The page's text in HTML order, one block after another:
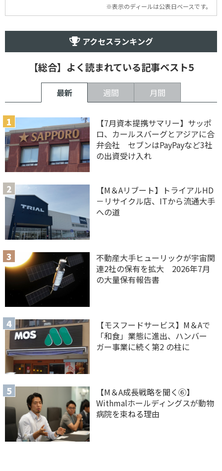
※表示のディールは公表日ベースです。
アクセスランキング
【総合】よく読まれている記事ベスト5
最新 週間 月間
【7月資本提携サマリー】サッポ
ロ、カールスバーグとアジアに合
弁会社 セブンはPayPayなど3社
の出資受け入れ
【M＆Aリブート】トライアルHD
－リサイクル店、ITから流通大手
への道
不動産大手ヒューリックが宇宙関
連2社の保有を拡大 2026年7月
の大量保有報告書
【モスフードサービス】M＆Aで
「和食」業態に進出、ハンバー
ガー事業に続く第2 の柱に
【M＆A 成長戦略を聞く⑥】
Withmalホールディングスが動物
病院を束ねる理由